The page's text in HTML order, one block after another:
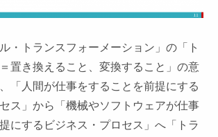
・トランスフォーメーション」の「ト
置き換えること、変換すること」の意
「人間が仕事をすることを前提にする
ス」から「機械やソフトウェアが仕事
にするビジネス・プロセス」へ「トラ